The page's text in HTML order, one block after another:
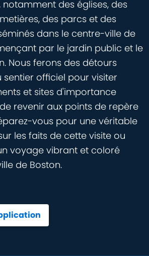
notamment des églises, des
des parcs et des
dans le centre-ville de
par le jardin public et le
Nous ferons des détours
officiel pour visiter
et sites d'importance
revenir aux points de repère
vous pour une véritable
les faits de cette visite ou
voyage vibrant et coloré
de Boston.